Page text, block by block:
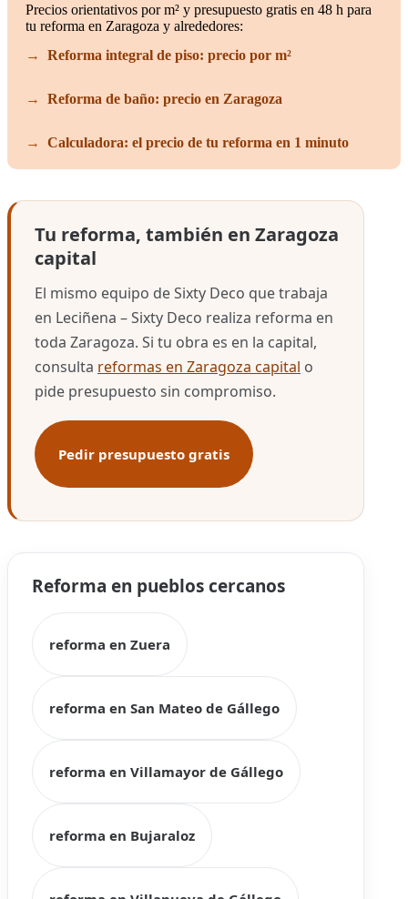
Precios orientativos por m² y presupuesto gratis en 48 h para
tu reforma en Zaragoza y alrededores:
Reforma integral de piso: precio por m²
Reforma de baño: precio en Zaragoza
Calculadora: el precio de tu reforma en 1 minuto
Tu reforma, también en Zaragoza
capital
El mismo equipo de Sixty Deco que trabaja
en Leciñena – Sixty Deco realiza reforma en
toda Zaragoza. Si tu obra es en la capital,
consulta reformas en Zaragoza capital o
pide presupuesto sin compromiso.
Pedir presupuesto gratis
Reforma en pueblos cercanos
reforma en Zuera
reforma en San Mateo de Gállego
reforma en Villamayor de Gállego
reforma en Bujaraloz